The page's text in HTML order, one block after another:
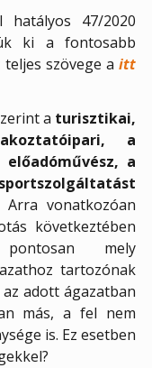
hatályos 47/2020
ki a fontosabb
szövege a itt
a turisztikai,
a
a
Arra vonatkozóan
következtében
mely
tartozónak
adott ágazatban
más, a fel nem
is. Ez esetben